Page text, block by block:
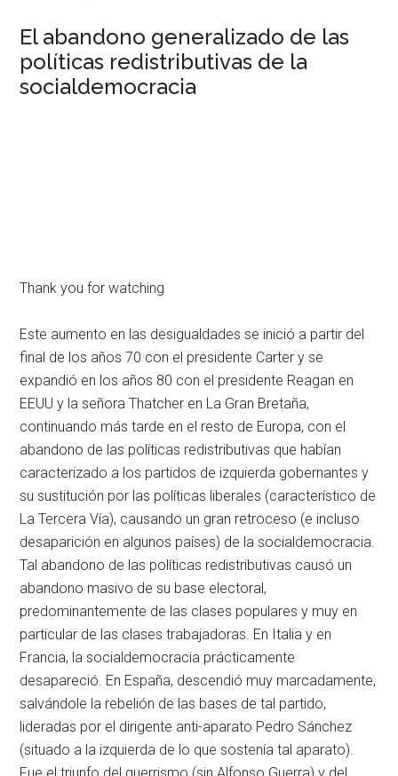
El abandono generalizado de las
políticas redistributivas de la
socialdemocracia
Thank you for watching
Este aumento en las desigualdades se inició a partir del
final de los años 70 con el presidente Carter y se
expandió en los años 80 con el presidente Reagan en
EEUU y la señora Thatcher en La Gran Bretaña,
continuando más tarde en el resto de Europa, con el
abandono de las políticas redistributivas que habían
caracterizado a los partidos de izquierda gobernantes y
su sustitución por las políticas liberales (característico de
La Tercera Vía), causando un gran retroceso (e incluso
desaparición en algunos países) de la socialdemocracia.
Tal abandono de las políticas redistributivas causó un
abandono masivo de su base electoral,
predominantemente de las clases populares y muy en
particular de las clases trabajadoras. En Italia y en
Francia, la socialdemocracia prácticamente
desapareció. En España, descendió muy marcadamente,
salvándole la rebelión de las bases de tal partido,
lideradas por el dirigente anti-aparato Pedro Sánchez
(situado a la izquierda de lo que sostenía tal aparato).